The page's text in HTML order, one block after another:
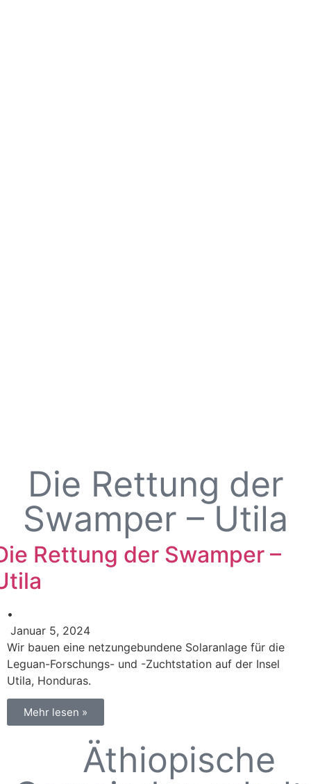
Die Rettung der
Swamper – Utila
Rettung der Swamper –
•
Januar 5, 2024
Wir bauen eine netzungebundene Solaranlage für die
Leguan-Forschungs- und -Zuchtstation auf der Insel
Utila, Honduras.
Mehr lesen »
Äthiopische